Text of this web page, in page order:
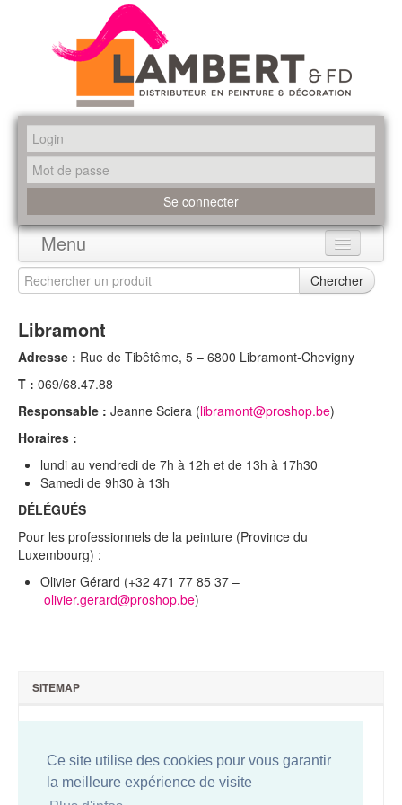
Ce site utilise des cookies pour vous garantir
la meilleure expérience de visite
Menu
Accueil
Marques
Promotions
Actualités
Contact
Chercher
Libramont
Adresse : Rue de Tibêtême, 5 – 6800 Libramont-Chevigny
T : 069/68.47.88
Responsable : Jeanne Sciera (libramont@proshop.be)
Horaires :
lundi au vendredi de 7h à 12h et de 13h à 17h30
Samedi de 9h30 à 13h
DÉLÉGUÉS
Pour les professionnels de la peinture (Province du
Luxembourg) :
Olivier Gérard (+32 471 77 85 37 –
olivier.gerard@proshop.be)
SITEMAP
Plan du site
Conditions de vente